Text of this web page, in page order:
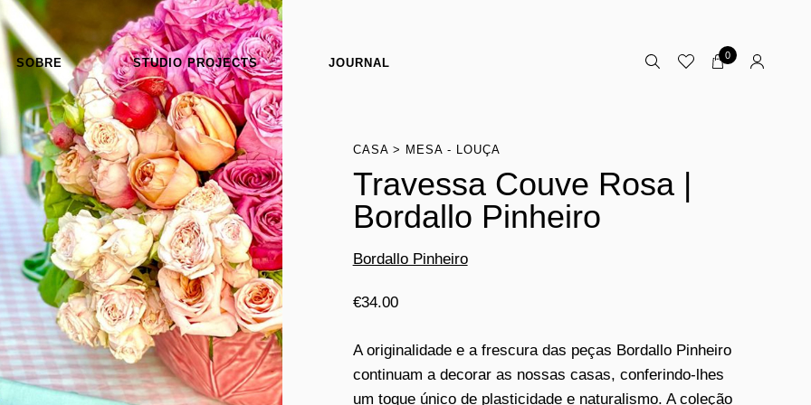
SOBRE STUDIO PROJECTS JOURNAL
0
CASA MESA - LOUÇA
Travessa Couve Rosa |
Bordallo Pinheiro
Bordallo Pinheiro
€34.00
A originalidade e a frescura das peças Bordallo Pinheiro
continuam a decorar as nossas casas, conferindo-lhes
um toque único de plasticidade e naturalismo. A coleção